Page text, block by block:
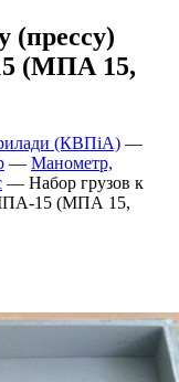
(прессу)
(МПА 15,
(КВПіА) —
— Манометр,
— Набор грузов к
МПА-15 (МПА 15,